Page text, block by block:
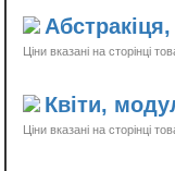
Ціни вказані на сторінці
Квіти,
Ціни вказані на сторінці